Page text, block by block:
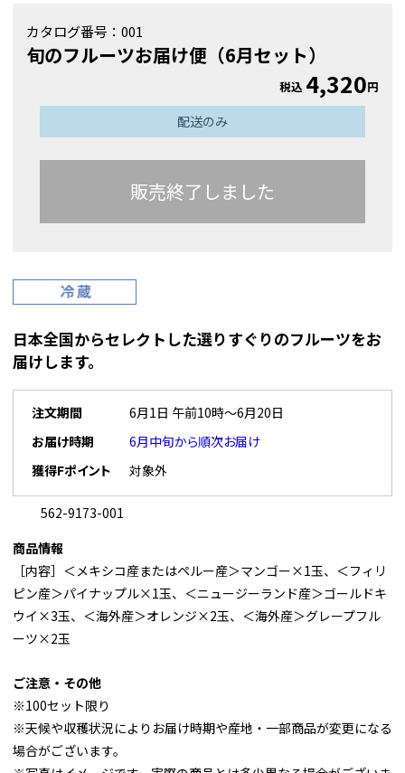
カタログ番号： 001
旬のフルーツお届け便（6月セット）
税込 4,320円
配送のみ
販売終了しました
日本全国からセレクトした選りすぐりのフルーツをお
届けします。
注文期間
6月1日 午前10時～6月20日
お届け時期
6月中旬から順次お届け
獲得Fポイント
対象外
562-9173-001
商品情報
［内容］＜メキシコ産またはペルー産＞マンゴー×1玉、＜フィリ
ピン産＞パイナップル×1玉、＜ニュージーランド産＞ゴールドキ
ウイ×3玉、＜海外産＞オレンジ×2玉、＜海外産＞グレープフル
ーツ×2玉
ご注意・その他
※100セット限り
※天候や収穫状況によりお届け時期や産地・一部商品が変更になる
場合がございます。